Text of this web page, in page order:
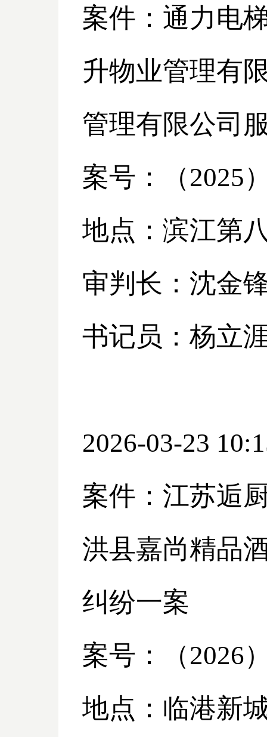
案件：通力电
升物业管理有
管理有限公司
案号：（2025
地点：滨江第
审判长：沈金
书记员：杨立
2026-03-23
案件：江苏逅
洪县嘉尚精品
纠纷一案
案号：（2026
地点：临港新